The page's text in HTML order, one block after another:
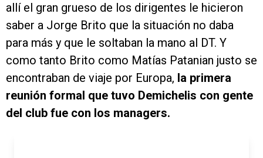
allí el gran grueso de los dirigentes le hicieron
saber a Jorge Brito que la situación no daba
para más y que le soltaban la mano al DT. Y
como tanto Brito como Matías Patanian justo se
encontraban de viaje por Europa, la primera
reunión formal que tuvo Demichelis con gente
del club fue con los managers.